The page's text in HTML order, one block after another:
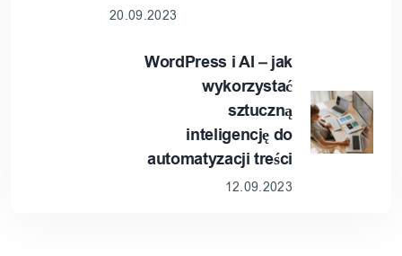
20.09.2023
WordPress i AI – jak
wykorzystać
sztuczną
inteligencję do
automatyzacji treści
12.09.2023